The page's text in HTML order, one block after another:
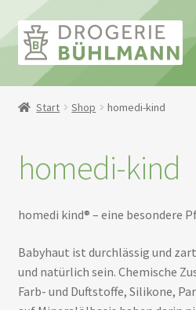
Zur
Navigation
springen
Zum
Inhalt
springen
Start Shop homedi-kind
homedi-kind
homedi kind® – eine besondere
Babyhaut ist durchlässig und
und natürlich sein. Chemische
Farb- und Duftstoffe, Silikone,